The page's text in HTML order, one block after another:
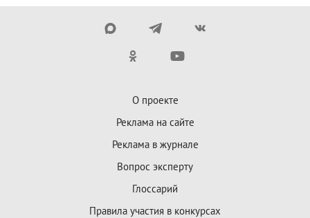
О проекте
Реклама на сайте
Реклама в журнале
Вопрос эксперту
Глоссарий
Правила участия в конкурсах